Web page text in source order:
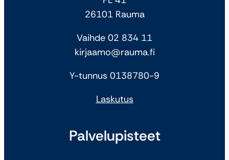
26101 Rauma
Vaihde 02 834 11
kirjaamo@rauma.fi
Y-tunnus 0138780-9
Laskutus
Palvelupisteet